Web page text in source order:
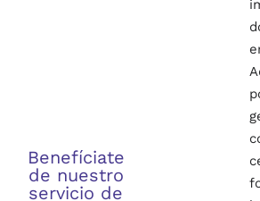
Benefíciate
de nuestro
servicio de